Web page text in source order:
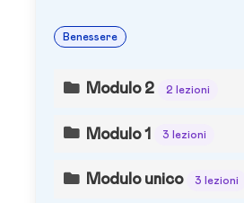
Benessere
Modulo 2 2 lezioni
Modulo 1 3 lezioni
Modulo unico 3 lezioni